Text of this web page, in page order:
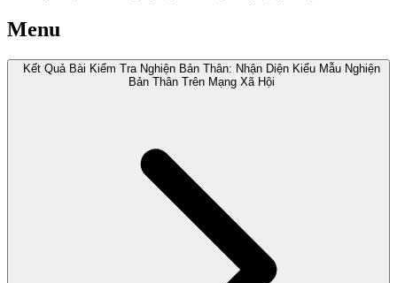
Menu
Kết Quả Bài Kiểm Tra Nghiện Bản Thân: Nhận Diện Kiểu Mẫu Nghiện
Bản Thân Trên Mạng Xã Hội